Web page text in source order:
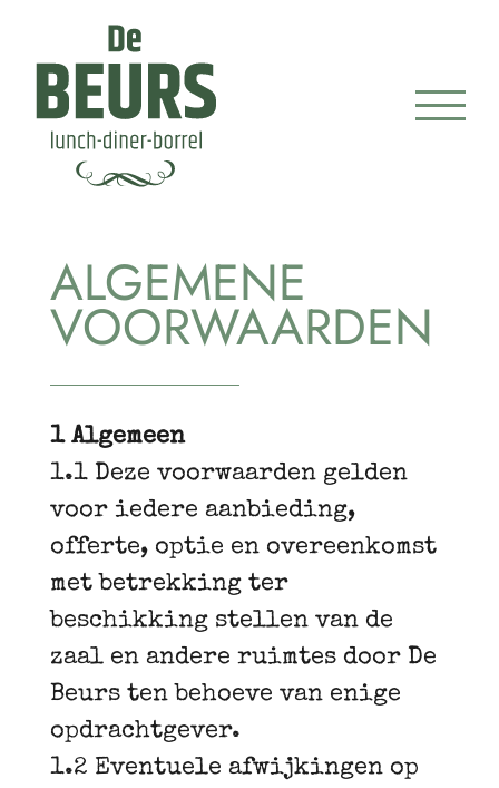
inhoud
ALGEMENE
VOORWAARDEN
1 Algemeen
1.1 Deze voorwaarden gelden
voor iedere aanbieding,
offerte, optie en overeenkomst
met betrekking ter
beschikking stellen van de
zaal en andere ruimtes door De
Beurs ten behoeve van enige
opdrachtgever.
1.2 Eventuele afwijkingen op